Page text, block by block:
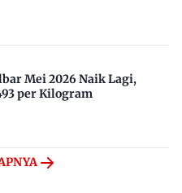
Mei 2026 Naik Lagi,
per Kilogram